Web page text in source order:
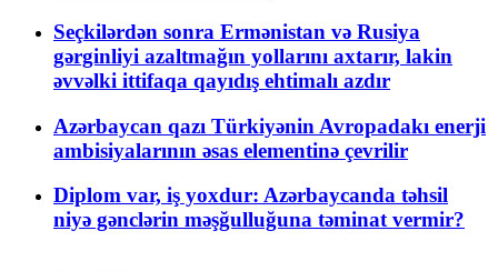
Seçkilərdən sonra Ermənistan və Rusiya
gərginliyi azaltmağın yollarını axtarır, lakin
əvvəlki ittifaqa qayıdış ehtimalı azdır
Azərbaycan qazı Türkiyənin Avropadakı enerji
ambisiyalarının əsas elementinə çevrilir
Diplom var, iş yoxdur: Azərbaycanda təhsil
niyə gənclərin məşğulluğuna təminat vermir?